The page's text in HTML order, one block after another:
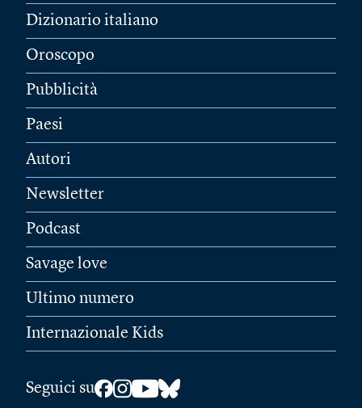
Dizionario italiano
Oroscopo
Pubblicità
Paesi
Autori
Newsletter
Podcast
Savage love
Ultimo numero
Internazionale Kids
Seguici su